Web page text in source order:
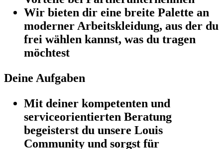
Wir bieten dir eine breite Palette an
moderner Arbeitskleidung, aus der du
frei wählen kannst, was du tragen
möchtest
Deine Aufgaben
Mit deiner kompetenten und
serviceorientierten Beratung
begeisterst du unsere Louis
Community und sorgst für